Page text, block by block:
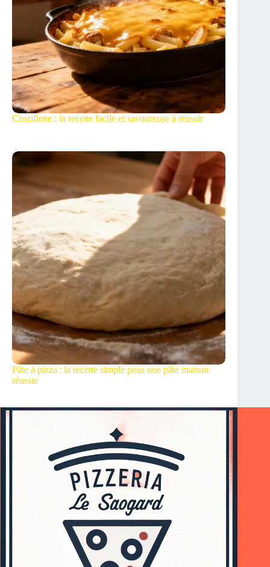
Croziflette : la recette facile et savoureuse à réussir
Pâte à pizza : la recette simple pour une pâte maison
réussie